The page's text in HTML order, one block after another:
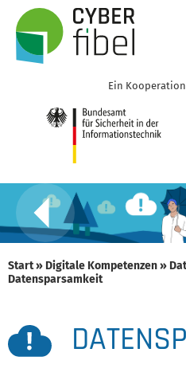
Ein
Start» Digitale Kompetenzen»
Datensparsamkeit